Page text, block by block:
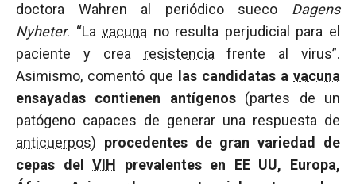
doctora Wahren al periódico sueco Dagens
Nyheter. “Lavacuna no resulta perjudicial para el
paciente y crea resistencia frente al virus”.
Asimismo, comentó que
las candidatas a vacuna
ensayadas contienen antígenos(partes de un
patógeno capaces de generar una respuesta de
anticuerpos) procedentes de gran variedad de
cepas delVIH prevalentes en EE UU, Europa,